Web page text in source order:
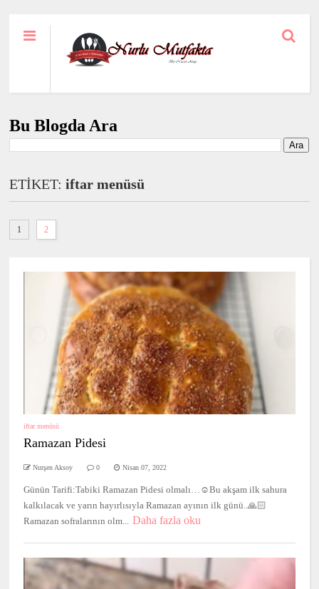
Bu Blogda Ara
ETİKET:iftar menüsü
1 2
iftar menüsü
Ramazan Pidesi
Nurşen Aksoy 0 Nisan 07, 2022
Günün Tarifi:Tabiki Ramazan Pidesi olmalı…☺️Bu akşam ilk sahura
kalkılacak ve yarın hayırlısıyla Ramazan ayının ilk günü..🙏🏻
Ramazan sofralarının olm... Daha fazla oku